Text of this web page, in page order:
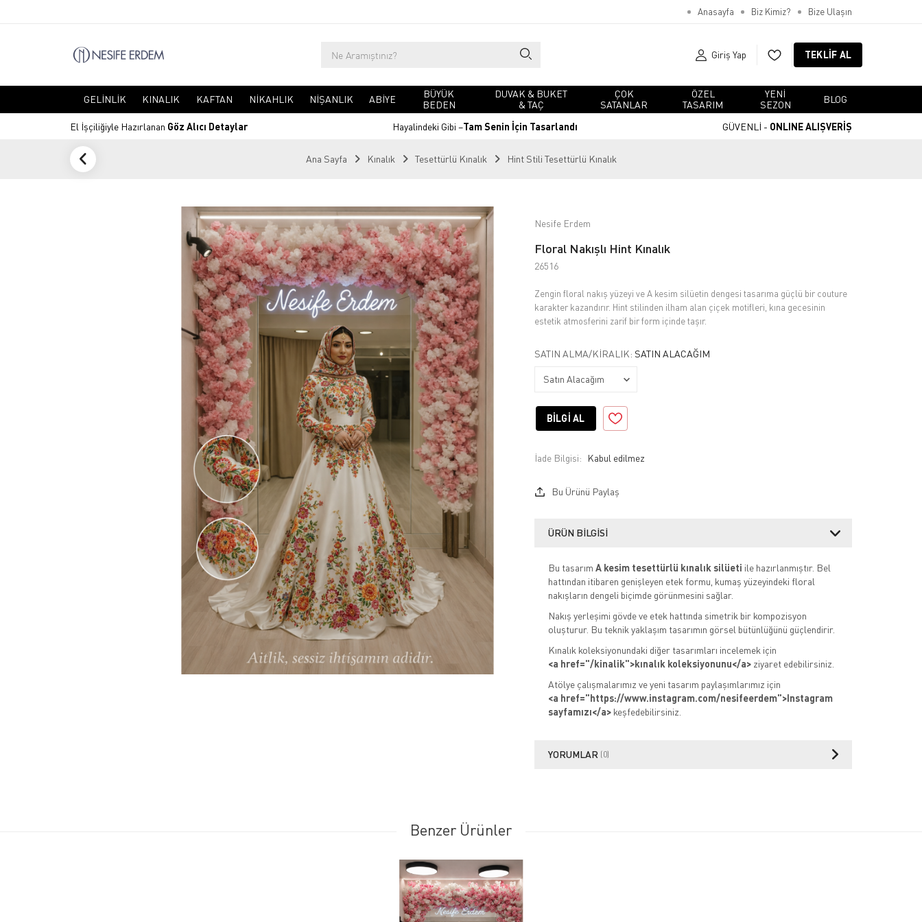
Anasayfa Biz Kimiz? Bize Ulaşın
Giriş Yap TEKLIF AL
GELINLIK KINALIK KAFTAN NIKAHLIK NIŞANLIK ABIYE
BÜYÜK
BEDEN
DUVAK & BUKET
& TAÇ
ÇOK
SATANLAR
ÖZEL
TASARIM
YENI
SEZON
BLOG
El İşçiliğiyle Hazırlanan Göz Alıcı Detaylar Hayalindeki Gibi –Tam Senin İçin Tasarlandı GÜVENLİ - ONLINE ALIŞVERİŞ
Ana Sayfa Kınalık Tesettürlü Kınalık Hint Stili Tesettürlü Kınalık
Nesife Erdem
Floral Nakışlı Hint Kınalık
26516
Zengin floral nakış yüzeyi ve A kesim silüetin dengesi tasarıma güçlü bir couture
karakter kazandırır. Hint stilinden ilham alan çiçek motifleri, kına gecesinin
estetik atmosferini zarif bir form içinde taşır.
SATIN ALMA/KIRALIK: SATIN ALACAĞIM
BILGI AL
İade Bilgisi:
Bu Ürünü Paylaş
ÜRÜN BILGISI
Bu tasarım A kesim tesettürlü kınalık silüeti ile hazırlanmıştır. Bel
hattından itibaren genişleyen etek formu, kumaş yüzeyindeki floral
nakışların dengeli biçimde görünmesini sağlar.
Nakış yerleşimi gövde ve etek hattında simetrik bir kompozisyon
oluşturur. Bu teknik yaklaşım tasarımın görsel bütünlüğünü güçlendirir.
Kınalık koleksiyonundaki diğer tasarımları incelemek için
<a href="/kinalik">kınalık koleksiyonunu</a>ziyaret edebilirsiniz.
Atölye çalışmalarımız ve yeni tasarım paylaşımlarımız için
<a href="https://www.instagram.com/nesifeerdem">Instagram
sayfamızı</a>keşfedebilirsiniz.
YORUMLAR (0)
Benzer Ürünler